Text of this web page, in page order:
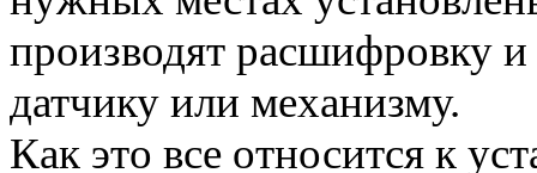
производят расшифровку и
датчику или механизму.
Как это все относится к